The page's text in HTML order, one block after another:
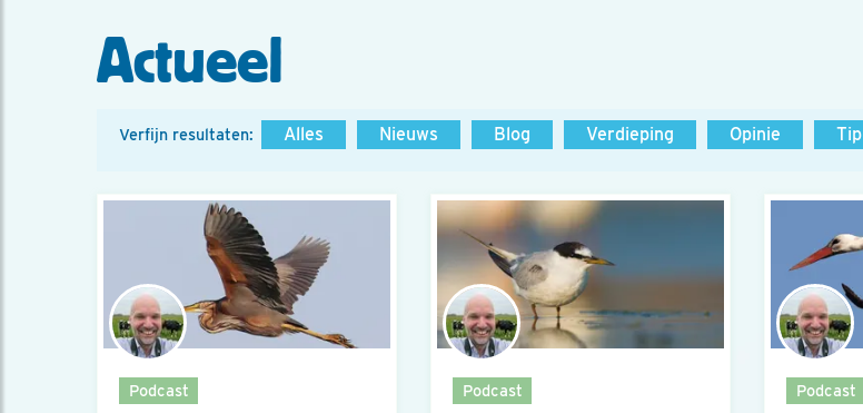
Actueel
Verfijn resultaten: Alles Nieuws Blog Verdieping Opinie Tip
Podcast Podcast Podcast